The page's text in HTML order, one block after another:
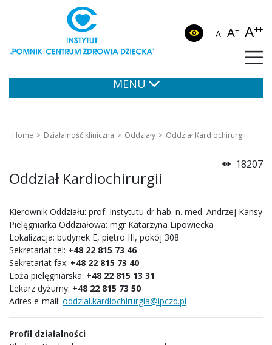
A A+ A++
MENU
Home Działalność kliniczna Oddziały Oddział Kardiochirurgii
18207
Oddział Kardiochirurgii
Kierownik Oddziału: prof. Instytutu dr hab. n. med. Andrzej Kansy
Pielęgniarka Oddziałowa: mgr Katarzyna Lipowiecka
Lokalizacja: budynek E, piętro III, pokój 308
Sekretariat tel: +48 22 815 73 46
Sekretariat fax: +48 22 815 73 40
Loża pielęgniarska: +48 22 815 13 31
Lekarz dyżurny: +48 22 815 73 50
Adres e-mail: oddzial.kardiochirurgia@ipczd.pl
Profil działalności